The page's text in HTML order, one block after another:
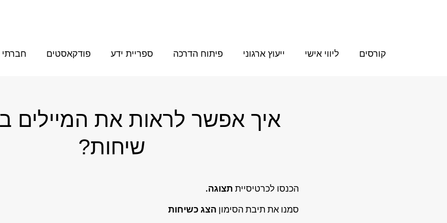
קורסים ליווי אישי ייעוץ ארגוני פיתוח הדרכה ספריית ידע פודקאסטים חברתי
איך אפשר לראות את המיילים
שיחות?
הכנסו לכרטיסיית תצוגה.
סמנו את תיבת הסימון הצג כשיחות